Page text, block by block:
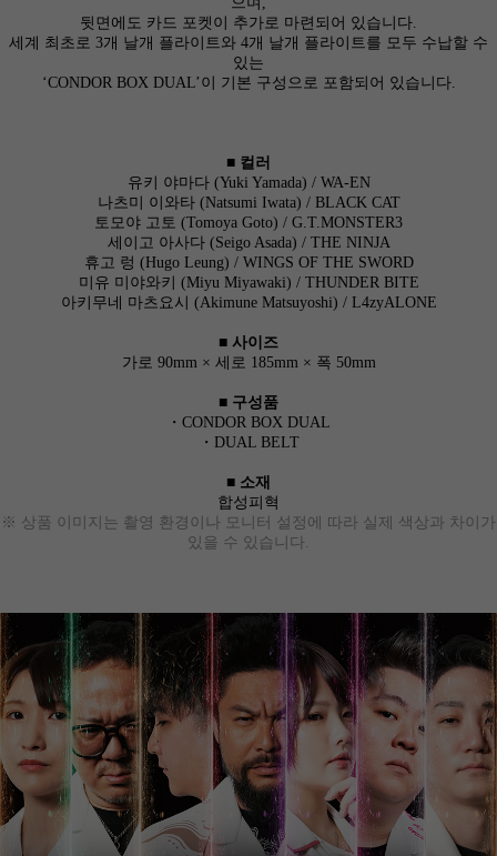
뒷면에도 카드 포켓이 추가로 마련되어 있습니다.
세계 최초로 3개 날개 플라이트와 4개 날개 플라이트를 모두 수납할 수
있는
‘CONDOR BOX DUAL’이 기본 구성으로 포함되어 있습니다.
■ 컬러
유키 야마다 (Yuki Yamada) / WA-EN
나츠미 이와타 (Natsumi Iwata) / BLACK CAT
토모야 고토 (Tomoya Goto) / G.T.MONSTER3
세이고 아사다 (Seigo Asada) / THE NINJA
휴고 렁 (Hugo Leung) / WINGS OF THE SWORD
미유 미야와키 (Miyu Miyawaki) / THUNDER BITE
아키무네 마츠요시 (Akimune Matsuyoshi) / L4zyALONE
■ 사이즈
가로 90mm × 세로 185mm × 폭 50mm
■ 구성품
・CONDOR BOX DUAL
・DUAL BELT
■ 소재
합성피혁
※ 상품 이미지는 촬영 환경이나 모니터 설정에 따라 실제 색상과 차이가
있을 수 있습니다.